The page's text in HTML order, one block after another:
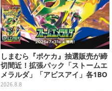
しまむら『ポケカ』抽選販売が締
切間近！拡張パック「ストームエ
メラルダ」「アビスアイ」各1BO
Xをラインナップ
2026.8.8